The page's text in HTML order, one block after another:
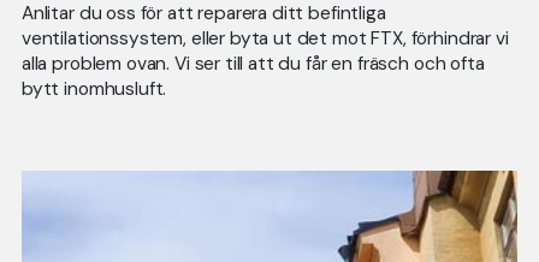
Anlitar du oss för att reparera ditt befintliga
ventilationssystem, eller byta ut det mot FTX, förhindrar vi
alla problem ovan. Vi ser till att du får en fräsch och ofta
bytt inomhusluft.